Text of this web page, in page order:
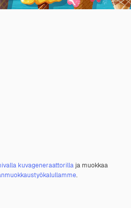
kuvageneraattorilla ja muokkaa
.